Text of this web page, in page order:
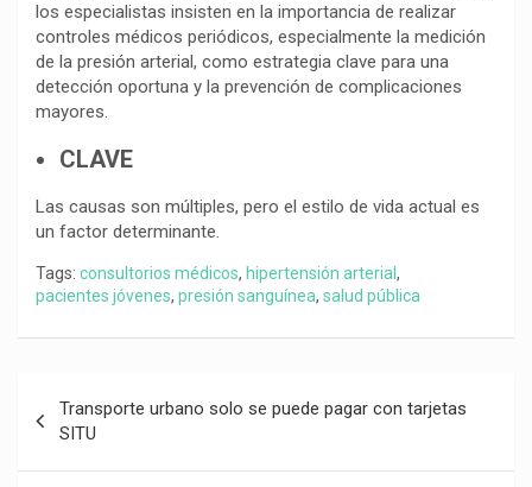
los especialistas insisten en la importancia de realizar
controles médicos periódicos, especialmente la medición
de la presión arterial, como estrategia clave para una
detección oportuna y la prevención de complicaciones
mayores.
CLAVE
Las causas son múltiples, pero el estilo de vida actual es
un factor determinante.
Tags: consultorios médicos, hipertensión arterial,
pacientes jóvenes, presión sanguínea, salud pública
de
entradas
Transporte urbano solo se puede pagar con tarjetas
SITU